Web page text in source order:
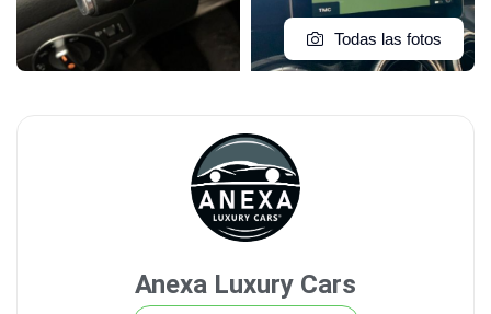
Todas las fotos
Anexa Luxury Cars